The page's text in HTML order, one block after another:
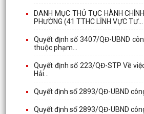
DANH MỤC THỦ TỤC HÀNH
PHƯỜNG (41 TTHC LĨNH VỰC TƯ...
Quyết định số 3407/QĐ-UBND
thuộc phạm...
Quyết định số 223/QĐ-STP Về
Hải...
Quyết định số 2893/QĐ-UBND
Quyết định số 2893/QĐ-UBND